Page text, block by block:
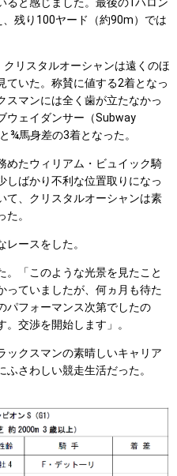
ると感じました。最後の1ハロン
、残り100ヤード（約90m）では
リスタルオーシャンは遠くのほ
ていた。称賛に値する2着となっ
スマンには全く歯が立たなかっ
ウェイダンサー（Subway
¾馬身差の3着となった。
たウィリアム・ビュイック騎
しばかり不利な位置取りになっ
て、クリスタルオーシャンは素
。
ースをした。
「このような光景を見たこと
っていましたが、何ヵ月も待た
パフォーマンス次第でしたの
交渉を開始します」。
クスマンの素晴しいキャリア
さわしい競走生活だった。